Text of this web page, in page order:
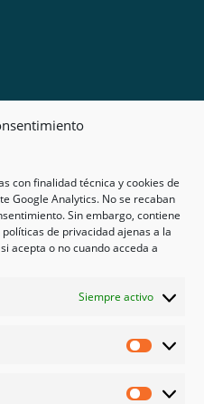
con finalidad técnica y cookies de
Google Analytics. No se recaban
Sin embargo, contiene
de privacidad ajenas a la
acepta o no cuando acceda a
Siempre activo